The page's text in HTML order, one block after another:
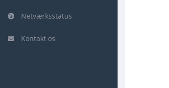
Netværksstatus
Kontakt os